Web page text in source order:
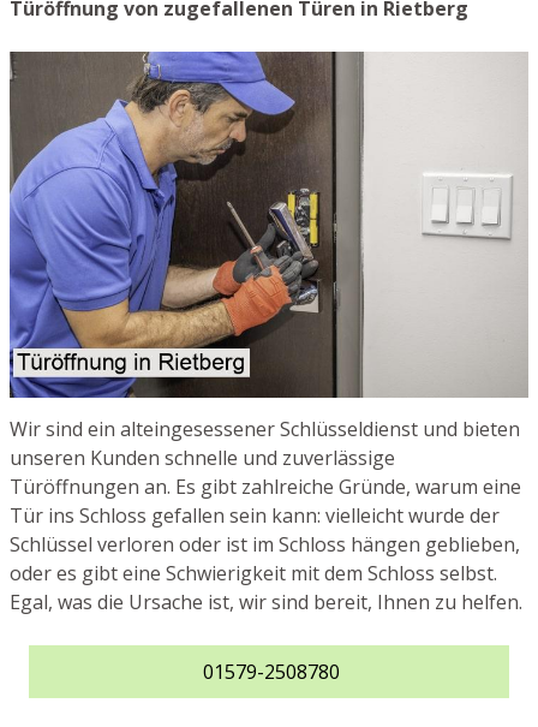
Türöffnung von zugefallenen Türen in Rietberg
Wir sind ein alteingesessener Schlüsseldienst und bieten
unseren Kunden schnelle und zuverlässige
Türöffnungen an. Es gibt zahlreiche Gründe, warum eine
Tür ins Schloss gefallen sein kann: vielleicht wurde der
Schlüssel verloren oder ist im Schloss hängen geblieben,
oder es gibt eine Schwierigkeit mit dem Schloss selbst.
Egal, was die Ursache ist, wir sind bereit, Ihnen zu helfen.
01579-2508780